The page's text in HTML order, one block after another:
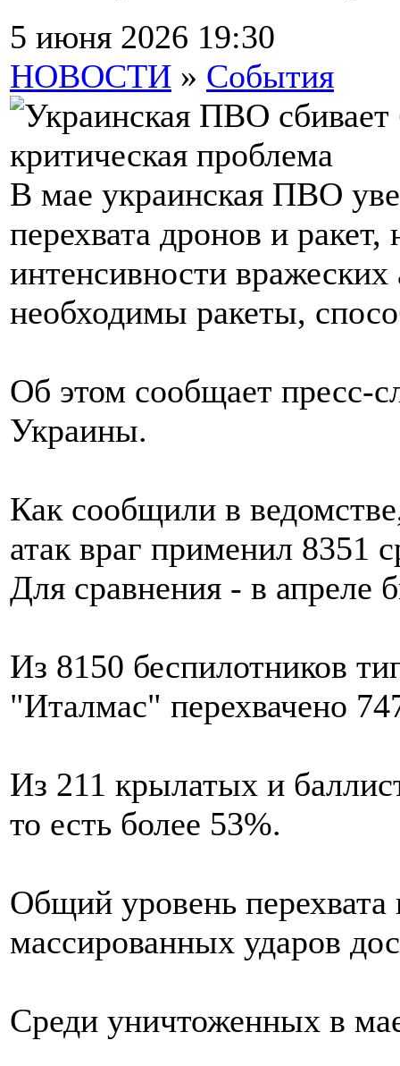
5 июня 2026 19:30
НОВОСТИ » События
В мае украинская ПВО
перехвата дронов и ракет,
интенсивности
необходимы ракеты,
Об этом сообщает пресс-
Украины.
Как сообщили в
атак враг применил 8351
Для сравнения - в апреле
Из 8150 беспилотников
"Италмас" перехвачено
Из 211 крылатых и
то есть более 53%.
Общий уровень
массированных ударов
Среди уничтоженных в